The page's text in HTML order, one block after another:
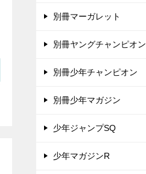
別冊マーガレット
別冊ヤングチャンピオン
別冊少年チャンピオン
別冊少年マガジン
少年ジャンプSQ
少年マガジンR